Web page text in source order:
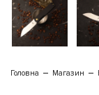
Головна Магазин